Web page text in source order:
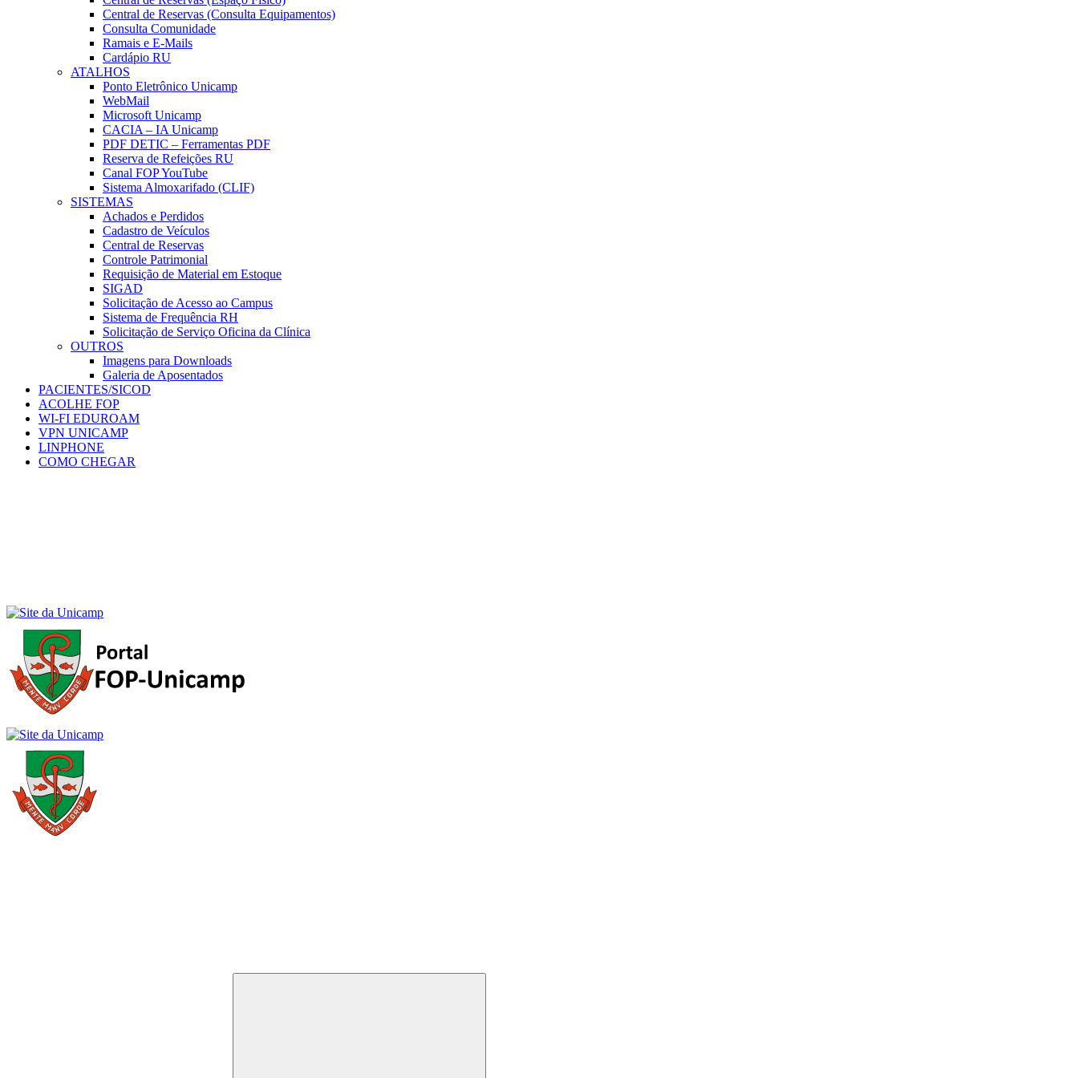
Central de Reservas (Consulta Equipamentos)
Consulta Comunidade
Ramais e E-Mails
Cardápio RU
ATALHOS
Ponto Eletrônico Unicamp
WebMail
Microsoft Unicamp
CACIA – IA Unicamp
PDF DETIC – Ferramentas PDF
Reserva de Refeições RU
Canal FOP YouTube
Sistema Almoxarifado (CLIF)
SISTEMAS
Achados e Perdidos
Cadastro de Veículos
Central de Reservas
Controle Patrimonial
Requisição de Material em Estoque
SIGAD
Solicitação de Acesso ao Campus
Sistema de Frequência RH
Solicitação de Serviço Oficina da Clínica
OUTROS
Imagens para Downloads
Galeria de Aposentados
PACIENTES/SICOD
ACOLHE FOP
WI-FI EDUROAM
VPN UNICAMP
LINPHONE
COMO CHEGAR